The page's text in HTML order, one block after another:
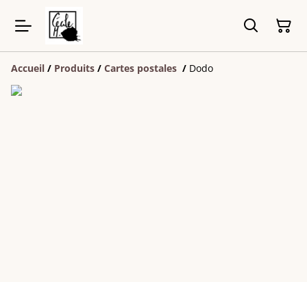
Accueil / Produits / Cartes postales / Dodo